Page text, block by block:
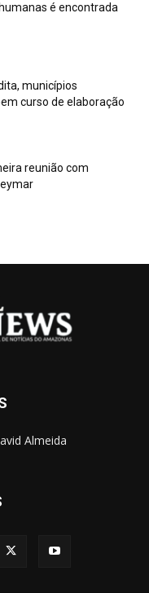
é encontrada
municípios
curso de elaboração
reunião com
Almeida